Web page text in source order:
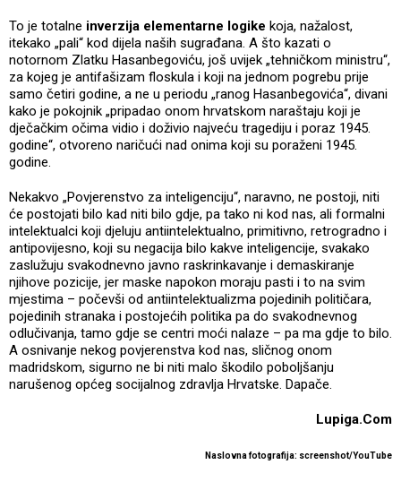
To je totalne inverzija elementarne logike koja, nažalost,
itekako „pali“ kod dijela naših sugrađana. A što kazati o
notornom Zlatku Hasanbegoviću, još uvijek „tehničkom ministru“,
za kojeg je antifašizam floskula i koji na jednom pogrebu prije
samo četiri godine, a ne u periodu „ranog Hasanbegovića“, divani
kako je pokojnik „pripadao onom hrvatskom naraštaju koji je
dječačkim očima vidio i doživio najveću tragediju i poraz 1945.
godine“, otvoreno naričući nad onima koji su poraženi 1945.
godine.
Nekakvo „Povjerenstvo za inteligenciju“, naravno, ne postoji, niti
će postojati bilo kad niti bilo gdje, pa tako ni kod nas, ali formalni
intelektualci koji djeluju antiintelektualno, primitivno, retrogradno i
antipovijesno, koji su negacija bilo kakve inteligencije, svakako
zaslužuju svakodnevno javno raskrinkavanje i demaskiranje
njihove pozicije, jer maske napokon moraju pasti i to na svim
mjestima – počevši od antiintelektualizma pojedinih političara,
pojedinih stranaka i postojećih politika pa do svakodnevnog
odlučivanja, tamo gdje se centri moći nalaze – pa ma gdje to bilo.
A osnivanje nekog povjerenstva kod nas, sličnog onom
madridskom, sigurno ne bi niti malo škodilo poboljšanju
narušenog općeg socijalnog zdravlja Hrvatske. Dapače.
Lupiga.Com
Naslovna fotografija: screenshot/YouTube